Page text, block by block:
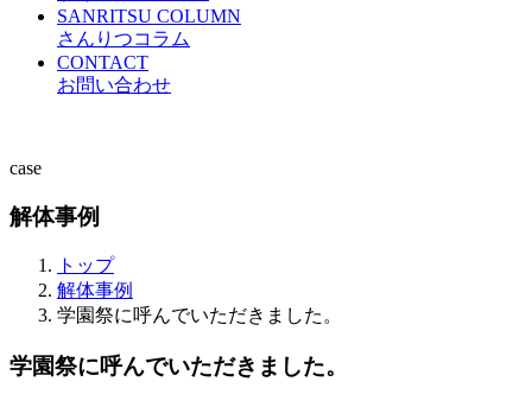
SANRITSU COLUMN
さんりつコラム
CONTACT
お問い合わせ
case
解体事例
トップ
解体事例
学園祭に呼んでいただきました。
学園祭に呼んでいただきました。